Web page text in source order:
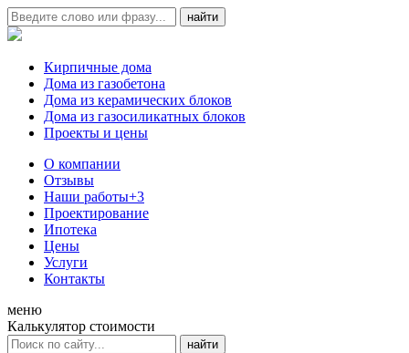
Кирпичные дома
Дома из газобетона
Дома из керамических блоков
Дома из газосиликатных блоков
Проекты и цены
О компании
Отзывы
Наши работы+3
Проектирование
Ипотека
Цены
Услуги
Контакты
меню
Калькулятор стоимости